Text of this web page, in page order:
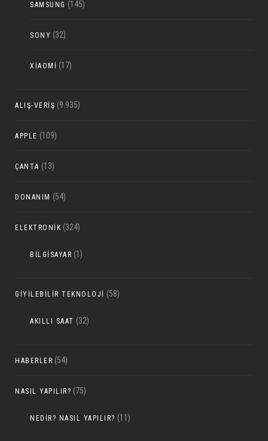
SAMSUNG (145)
SONY (32)
XIAOMI (17)
ALIŞ-VERIŞ (9.935)
APPLE (109)
ÇANTA (13)
DONANIM (54)
ELEKTRONIK (324)
BILGISAYAR (1)
GIYILEBILIR TEKNOLOJI (58)
AKILLI SAAT (32)
HABERLER (54)
NASIL YAPILIR? (75)
NEDIR? NASIL YAPILIR? (11)